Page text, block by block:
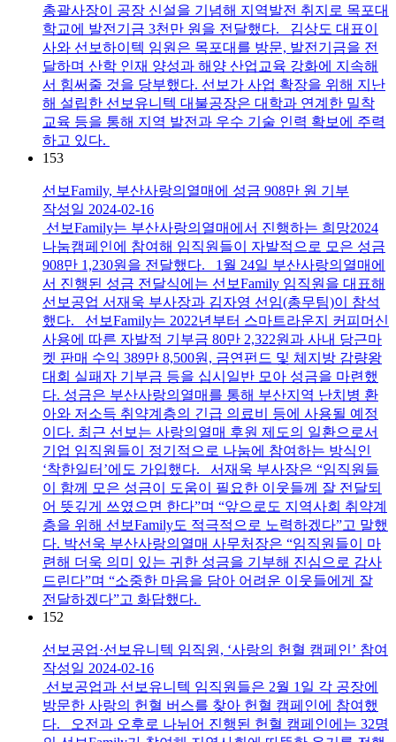
총괄사장이 공장 신설을 기념해 지역발전 취지로 목포대
학교에 발전기금 3천만 원을 전달했다. 김상도 대표이
사와 선보하이텍 임원은 목포대를 방문, 발전기금을 전
달하며 산학 인재 양성과 해양 산업교육 강화에 지속해
서 힘써줄 것을 당부했다. 선보가 사업 확장을 위해 지난
해 설립한 선보유니텍 대불공장은 대학과 연계한 밀착
교육 등을 통해 지역 발전과 우수 기술 인력 확보에 주력
하고 있다.
153
선보Family, 부산사랑의열매에 성금 908만 원 기부
작성일 2024-02-16
선보Family는 부산사랑의열매에서 진행하는 희망2024
나눔캠페인에 참여해 임직원들이 자발적으로 모은 성금
908만 1,230원을 전달했다. 1월 24일 부산사랑의열매에
서 진행된 성금 전달식에는 선보Family 임직원을 대표해
선보공업 서재욱 부사장과 김자영 선임(총무팀)이 참석
했다. 선보Family는 2022년부터 스마트라운지 커피머신
사용에 따른 자발적 기부금 80만 2,322원과 사내 당근마
켓 판매 수익 389만 8,500원, 금연펀드 및 체지방 감량왕
대회 실패자 기부금 등을 십시일반 모아 성금을 마련했
다. 성금은 부산사랑의열매를 통해 부산지역 난치병 환
아와 저소득 취약계층의 긴급 의료비 등에 사용될 예정
이다. 최근 선보는 사랑의열매 후원 제도의 일환으로서
기업 임직원들이 정기적으로 나눔에 참여하는 방식인
‘착한일터’에도 가입했다. 서재욱 부사장은 “임직원들
이 함께 모은 성금이 도움이 필요한 이웃들께 잘 전달되
어 뜻깊게 쓰였으면 한다”며 “앞으로도 지역사회 취약계
층을 위해 선보Family도 적극적으로 노력하겠다”고 말했
다. 박선욱 부산사랑의열매 사무처장은 “임직원들이 마
련해 더욱 의미 있는 귀한 성금을 기부해 진심으로 감사
드린다”며 “소중한 마음을 담아 어려운 이웃들에게 잘
전달하겠다”고 화답했다.
152
선보공업·선보유니텍 임직원, ‘사랑의 헌혈 캠페인’ 참여
작성일 2024-02-16
선보공업과 선보유니텍 임직원들은 2월 1일 각 공장에
방문한 사랑의 헌혈 버스를 찾아 헌혈 캠페인에 참여했
다. 오전과 오후로 나뉘어 진행된 헌혈 캠페인에는 32명